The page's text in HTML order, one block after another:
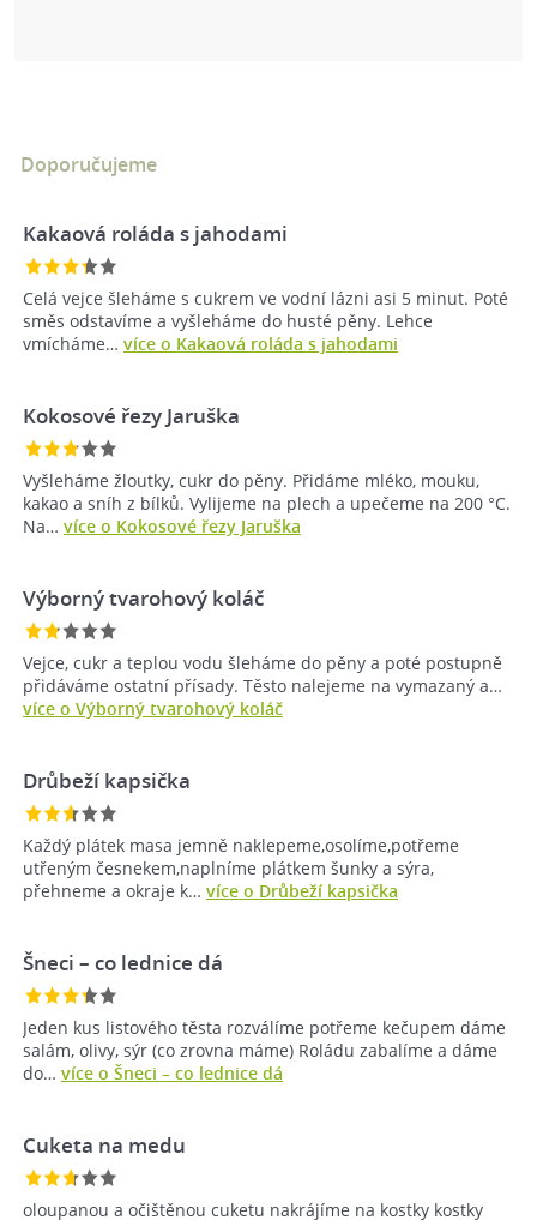
Doporučujeme
Kakaová roláda s jahodami
Celá vejce šleháme s cukrem ve vodní lázni asi 5 minut. Poté
směs odstavíme a vyšleháme do husté pěny. Lehce
vmícháme… více o Kakaová roláda s jahodami
Kokosové řezy Jaruška
Vyšleháme žloutky, cukr do pěny. Přidáme mléko, mouku,
kakao a sníh z bílků. Vylijeme na plech a upečeme na 200 °C.
Na… více o Kokosové řezy Jaruška
Výborný tvarohový koláč
Vejce, cukr a teplou vodu šleháme do pěny a poté postupně
přidáváme ostatní přísady. Těsto nalejeme na vymazaný a…
více o Výborný tvarohový koláč
Drůbeží kapsička
Každý plátek masa jemně naklepeme,osolíme,potřeme
utřeným česnekem,naplníme plátkem šunky a sýra,
přehneme a okraje k… více o Drůbeží kapsička
Šneci – co lednice dá
Jeden kus listového těsta rozválíme potřeme kečupem dáme
salám, olivy, sýr (co zrovna máme) Roládu zabalíme a dáme
do… více o Šneci – co lednice dá
Cuketa na medu
oloupanou a očištěnou cuketu nakrájíme na kostky kostky